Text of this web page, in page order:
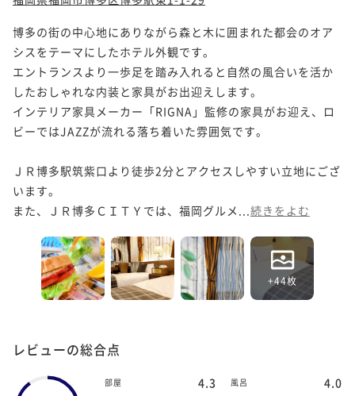
博多の街の中心地にありながら森と木に囲まれた都会のオア
シスをテーマにしたホテル外観です。
エントランスより一歩足を踏み入れると自然の風合いを活か
したおしゃれな内装と家具がお出迎えします。
インテリア家具メーカー「RIGNA」監修の家具がお迎え、ロ
ビーではJAZZが流れる落ち着いた雰囲気です。
ＪＲ博多駅筑紫口より徒歩2分とアクセスしやすい立地にござ
います。
また、ＪＲ博多ＣＩＴＹでは、福岡グルメ... 続きをよむ
+44枚
レビューの総合点
部屋 4.3 風呂 4.0